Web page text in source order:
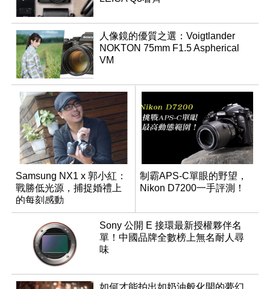
人像鏡的優質之選：Voigtlander
NOKTON 75mm F1.5 Aspherical
VM
Samsung NX1 x 郭小紅：
戰勝低光源，捕捉婚禮上
的每刻感動
制霸APS-C單眼的野望，
Nikon D7200一手評測！
Sony 公開 E 接環最新授權夥伴名
單！中國品牌全數榜上無名耐人尋
味
如何才能拍出如奶油般化開的夢幻